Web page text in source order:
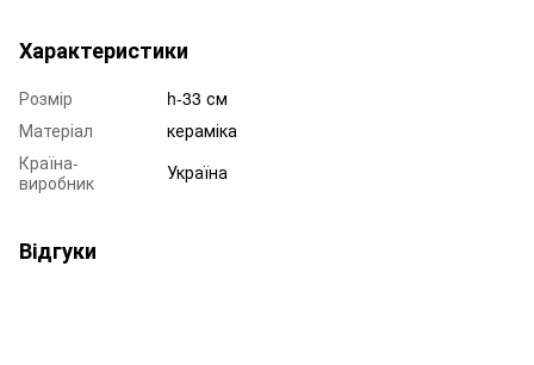
Характеристики
Розмір
h-33 см
Матеріал
кераміка
Країна-
виробник
Україна
Відгуки